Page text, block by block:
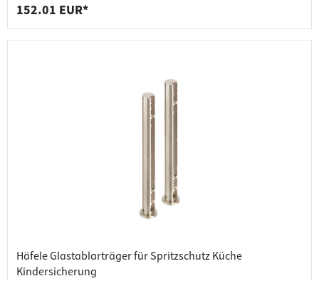
152.01 EUR*
Häfele Glastablarträger für Spritzschutz Küche
Kindersicherung